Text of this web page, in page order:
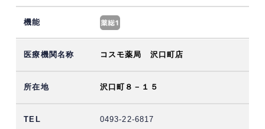
コスモ薬局 沢口町店
沢口町８－１５
0493-22-6817